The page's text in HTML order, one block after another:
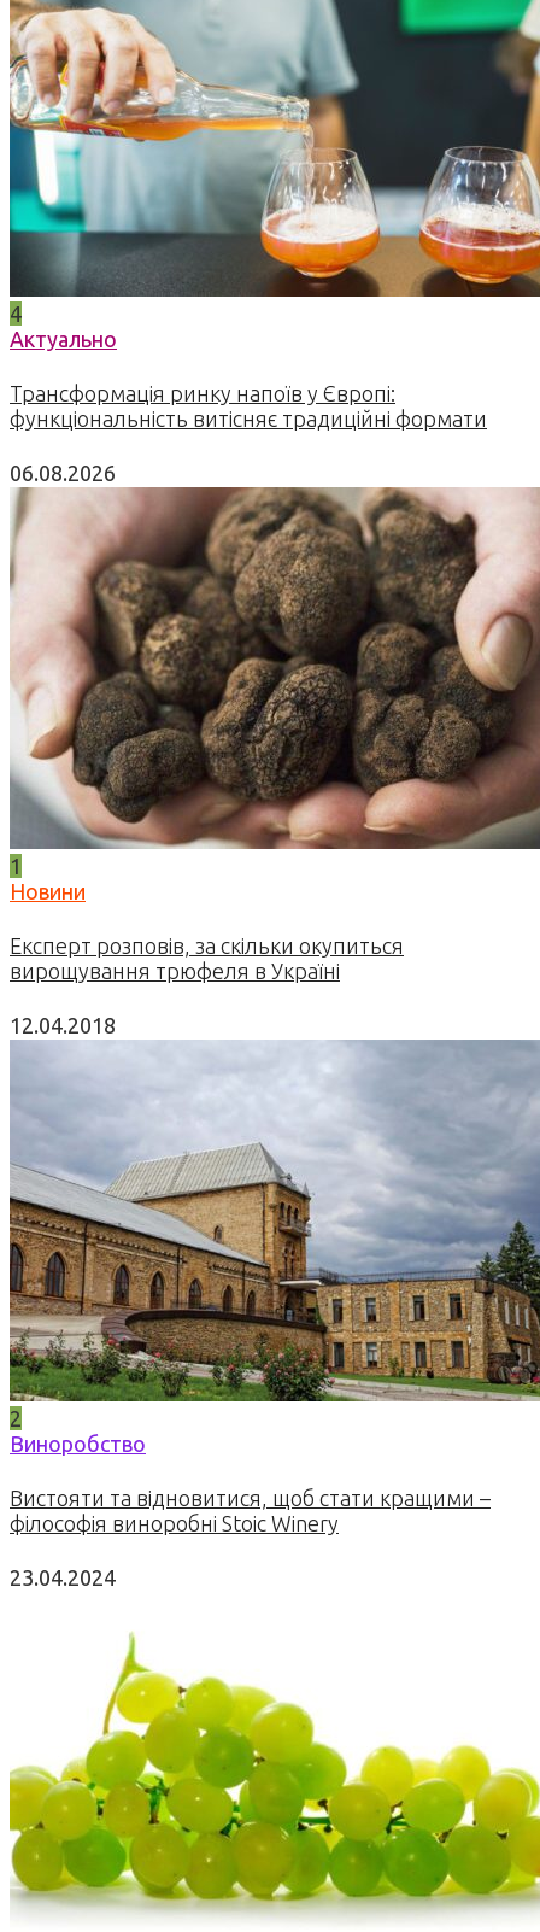
4
Актуально
Трансформація ринку напоїв у Європі:
функціональність витісняє традиційні формати
06.08.2026
1
Новини
Експерт розповів, за скільки окупиться
вирощування трюфеля в Україні
12.04.2018
2
Виноробство
Вистояти та відновитися, щоб стати кращими –
філософія виноробні Stoic Winery
23.04.2024